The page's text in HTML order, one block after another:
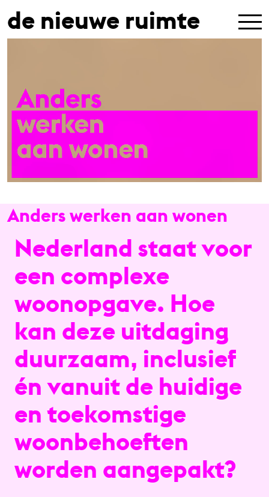
de nieuwe ruimte
Anders werken aan wonen
Nederland staat voor
een complexe
woonopgave. Hoe
kan deze uitdaging
duurzaam, inclusief
én vanuit de huidige
en toekomstige
woonbehoeften
worden aangepakt?